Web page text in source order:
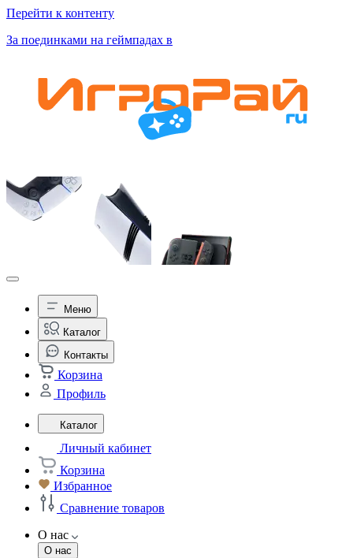
Перейти к контенту
За поединками на геймпадах в
Меню
Каталог
Контакты
Корзина
Профиль
Каталог
Личный кабинет
Корзина
Избранное
Сравнение товаров
О нас
О нас